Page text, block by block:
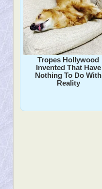
Tropes Hollywood
Invented That Have
Nothing To Do With
Reality